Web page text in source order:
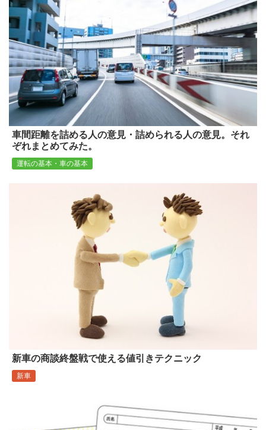
車間距離を詰める人の意見・詰められる人の意見。それ
ぞれまとめてみた。
運転の基本・車の基本
新車の商談終盤戦で使える値引きテクニック
新車